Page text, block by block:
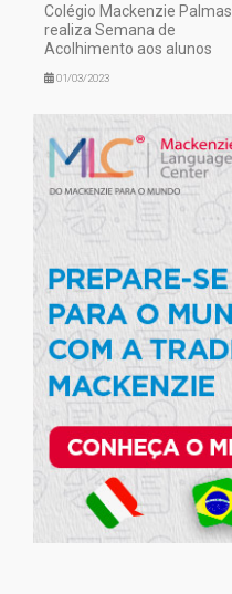
Colégio Mackenzie Palmas
realiza Semana de
Acolhimento aos alunos
01/03/2023